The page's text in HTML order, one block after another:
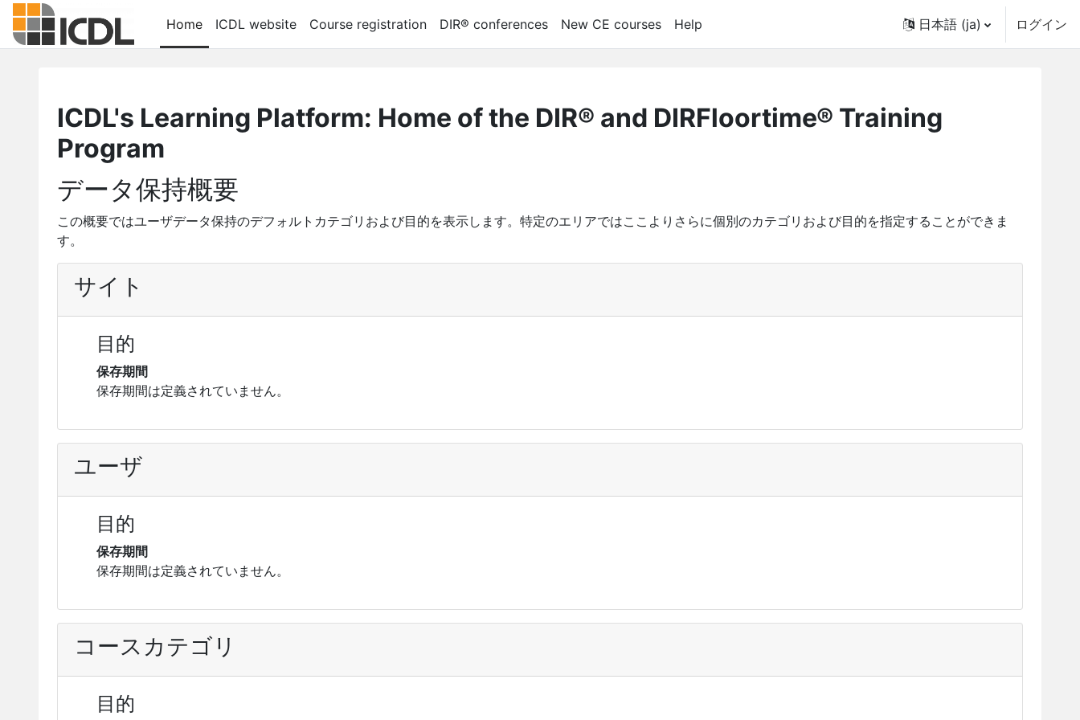
メインコンテンツへスキップする
Home
ICDL website Course registration DIR® conferences New CE courses Help 日本語 ‎(ja)‎ ログイン
ICDL's Learning Platform: Home of the DIR® and DIRFloortime® Training
Program
データ保持概要
この概要ではユーザデータ保持のデフォルトカテゴリおよび目的を表示します。特定のエリアではここよりさらに個別のカテゴリおよび目的を指定することができま
す。
サイト
目的
保存期間
保存期間は定義されていません。
ユーザ
目的
保存期間
保存期間は定義されていません。
コースカテゴリ
目的